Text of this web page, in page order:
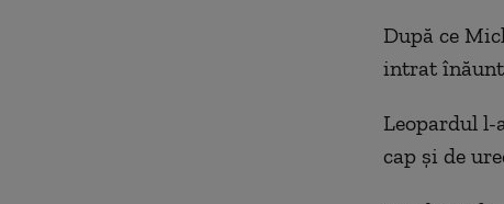
După ce
intrat
Leopardul l-
cap şi de